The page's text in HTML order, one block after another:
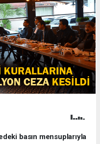
basın mensuplarıyla